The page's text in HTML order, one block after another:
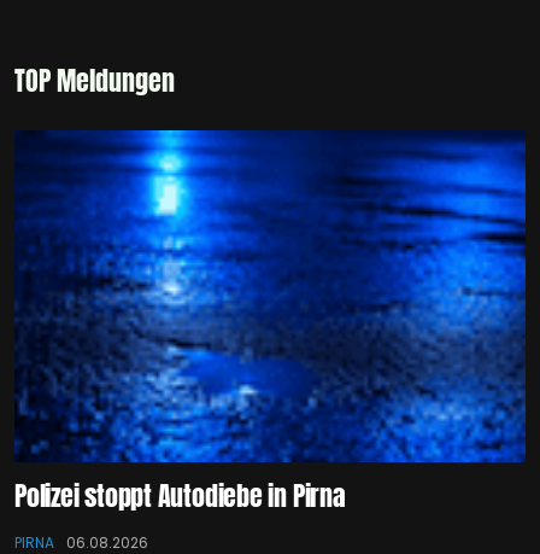
TOP Meldungen
Polizei stoppt Autodiebe in Pirna
PIRNA 06.08.2026